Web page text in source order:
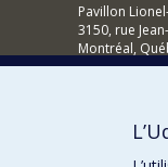
Pavillon
3150, rue
Montréal,
H3T 1N8